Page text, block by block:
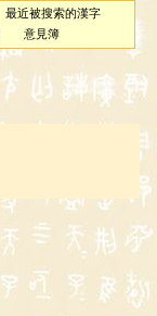
最近被搜索的漢字
意見簿